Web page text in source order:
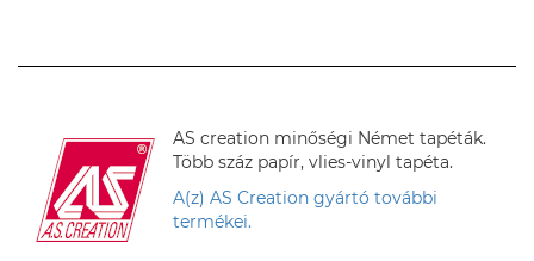
AS creation minőségi Német tapéták.
Több száz papír, vlies-vinyl tapéta.
A(z) AS Creation gyártó további
termékei.